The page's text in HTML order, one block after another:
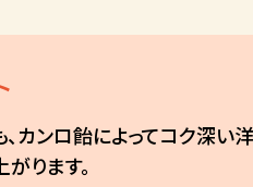
カンロ飴によってコク深い
ります。